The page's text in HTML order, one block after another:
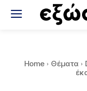
Home Θέματα